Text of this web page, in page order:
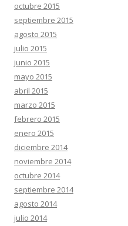
octubre 2015
septiembre 2015
agosto 2015
julio 2015
junio 2015
mayo 2015
abril 2015
marzo 2015
febrero 2015
enero 2015
diciembre 2014
noviembre 2014
octubre 2014
septiembre 2014
agosto 2014
julio 2014